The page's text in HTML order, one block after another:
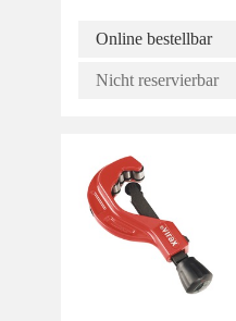
Online bestellbar
Nicht reservierbar